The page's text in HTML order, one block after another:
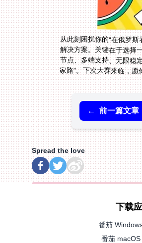
从此刻困扰你的“在俄罗
解决方案。关键在于选择
节点、多端支持、无限稳
家路”。下次大赛来临，
← 前一篇文章
Spread the love
下载
番茄
番茄